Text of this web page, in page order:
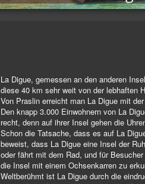
La Digue, gemessen an den anderen
diese 40 km sehr weit von der lebhaften
Von Praslin erreicht man La Digue mit
Den knapp 3.000 Einwohnern von La
recht, denn auf ihrer Insel gehen die
Schon die Tatsache, dass es auf La
beweist, dass La Digue eine Insel der
oder fährt mit dem Rad, und für
die Insel mit einem Ochsenkarren zu
Weltberühmt ist La Digue durch die